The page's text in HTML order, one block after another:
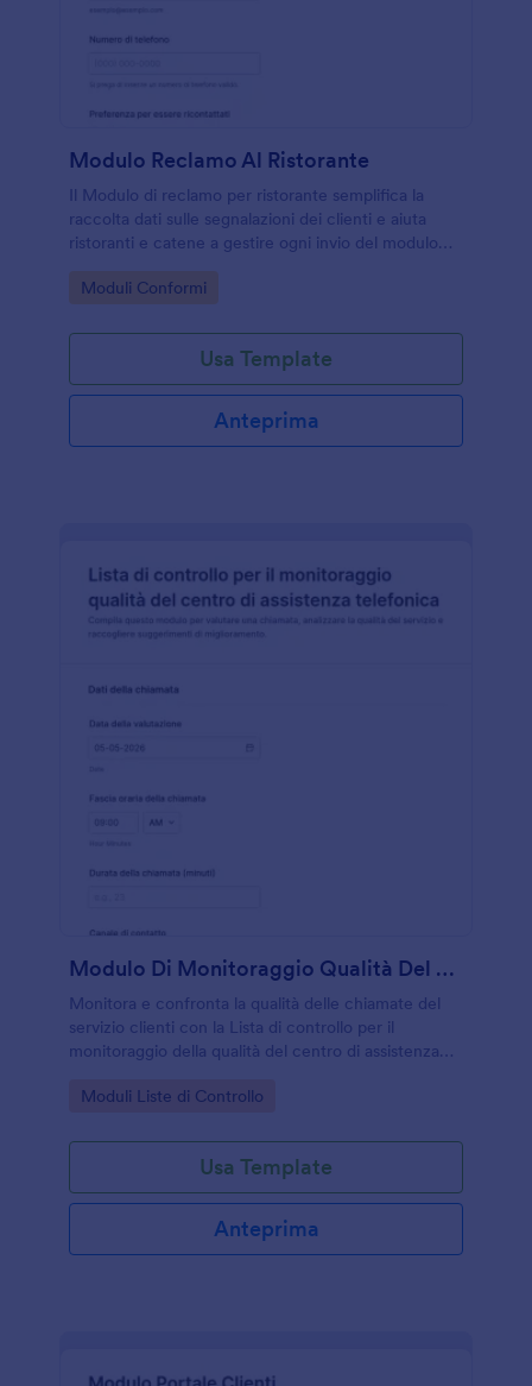
Modulo Reclamo Al Ristorante
Il Modulo di reclamo per ristorante semplifica la
raccolta dati sulle segnalazioni dei clienti e aiuta
ristoranti e catene a gestire ogni invio del modulo
richiesta.
Go to Category:
Moduli Conformi
Usa Template
Anteprima
Modulo Di Monitoraggio Qualità Del Call Center
Monitora e confronta la qualità delle chiamate del
servizio clienti con la Lista di controllo per il
monitoraggio della qualità del centro di assistenza
standardizzare le valutazioni e migliorare le
Go to Category:
Moduli Liste di Controllo
Usa Template
Anteprima